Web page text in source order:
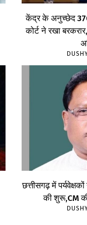
केंद्र के अनुच्छेद
कोर्ट ने रखा
छत्तीसगढ़ में
की शुरू,CM